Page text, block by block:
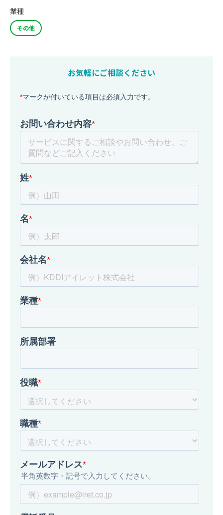
業種
その他
お気軽にご相談ください